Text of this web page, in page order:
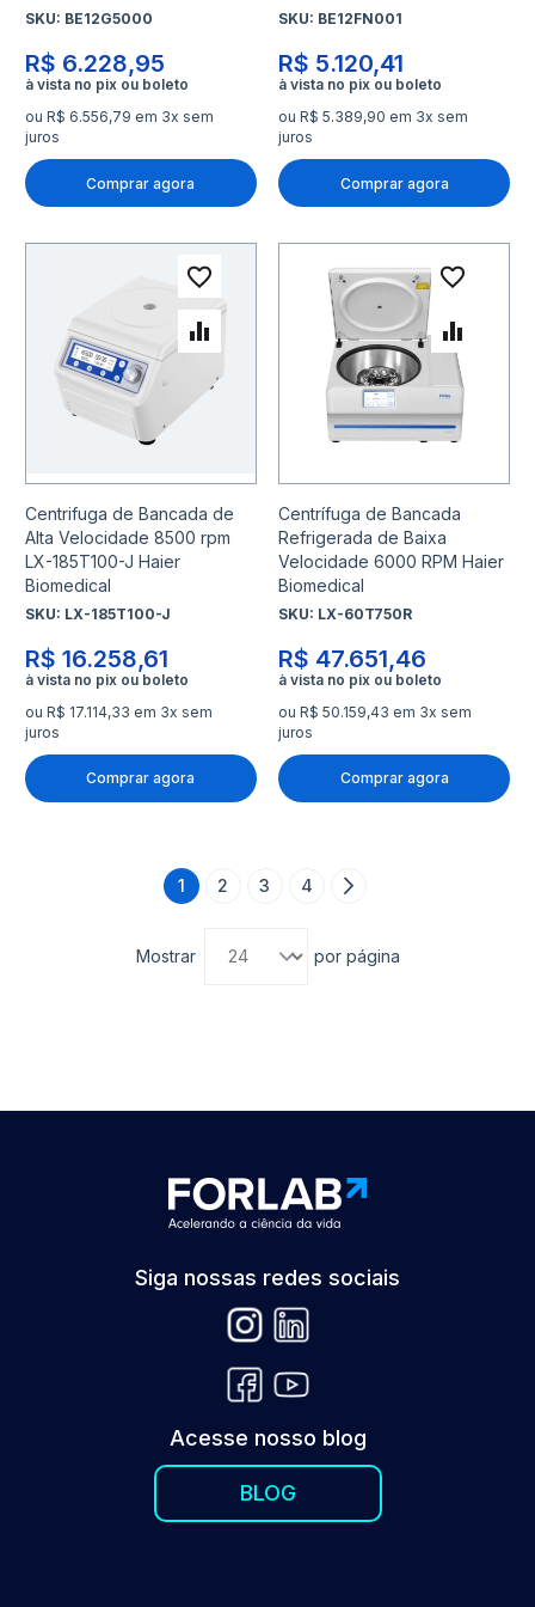
SKU: BE12G5000
R$ 6.228,95
ou R$ 6.556,79 em 3x sem
juros
Comprar agora
SKU: BE12FN001
R$ 5.120,41
ou R$ 5.389,90 em 3x sem
juros
Comprar agora
Centrifuga de Bancada de
Alta Velocidade 8500 rpm
LX-185T100-J Haier
Biomedical
SKU: LX-185T100-J
R$ 16.258,61
ou R$ 17.114,33 em 3x sem
juros
Comprar agora
Adicionar à lista de
Adicionar para Comparar
Centrífuga de Bancada
Refrigerada de Baixa
Velocidade 6000 RPM Haier
Biomedical
SKU: LX-60T750R
R$ 47.651,46
ou R$ 50.159,43 em 3x sem
juros
Comprar agora
Página
1 Página
2 Página
3 Página
4 Página
Próximo
Mostrar por página
Siga nossas redes sociais
Acesse nosso blog
BLOG